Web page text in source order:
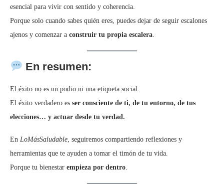
esencial para vivir con sentido y coherencia.
Porque solo cuando sabes quién eres, puedes dejar de seguir escalones
ajenos y comenzar a construir tu propia escalera
En resumen:
El éxito no es un podio ni una etiqueta social.
El éxito verdadero es ser consciente de ti, de tu entorno, de tus
elecciones… y actuar desde tu verdad.
En LoMásSaludable , seguiremos compartiendo reflexiones y
herramientas que te ayuden a tomar el timón de tu vida.
Porque tu bienestar empieza por dentro